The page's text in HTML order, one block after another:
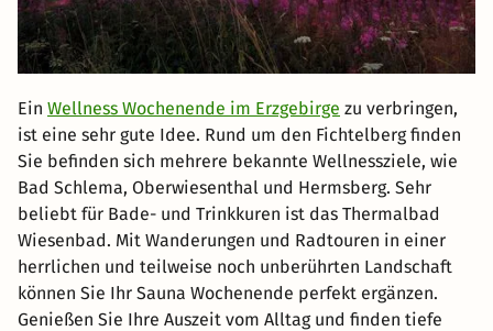
Ein Wellness Wochenende im Erzgebirge zu verbringen,
ist eine sehr gute Idee. Rund um den Fichtelberg finden
Sie befinden sich mehrere bekannte Wellnessziele, wie
Bad Schlema, Oberwiesenthal und Hermsberg. Sehr
beliebt für Bade- und Trinkkuren ist das Thermalbad
Wiesenbad. Mit Wanderungen und Radtouren in einer
herrlichen und teilweise noch unberührten Landschaft
können Sie Ihr Sauna Wochenende perfekt ergänzen.
Genießen Sie Ihre Auszeit vom Alltag und finden tiefe